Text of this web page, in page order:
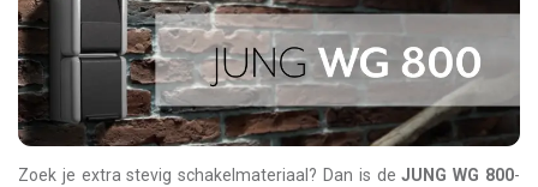
Zoek je extra stevig schakelmateriaal? Dan is deJUNG WG 800-